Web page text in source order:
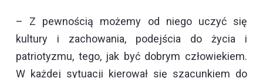
– Z pewnością możemy od niego uczyć się
kultury i zachowania, podejścia do życia i
patriotyzmu, tego, jak być dobrym człowiekiem.
W każdej sytuacji kierował się szacunkiem do